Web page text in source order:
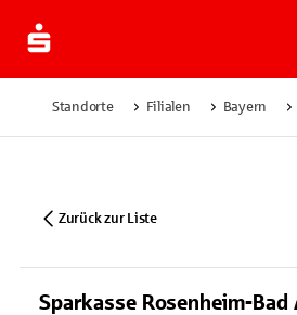
Standorte Filialen Bayern
Zurück zur Liste
Sparkasse Rosenheim-Bad